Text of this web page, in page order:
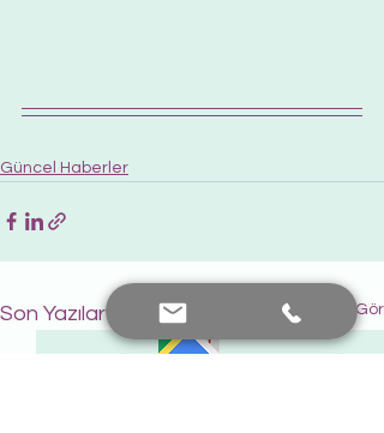
Güncel Haberler
Son Yazılar Hepsini Gör